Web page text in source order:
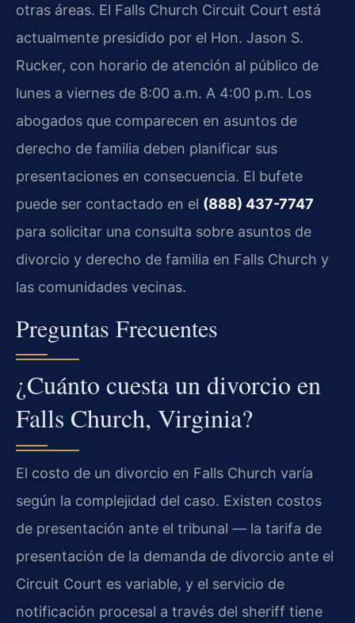
otras áreas. El Falls Church Circuit Court está
actualmente presidido por el Hon. Jason S.
Rucker, con horario de atención al público de
lunes a viernes de 8:00 a.m. A 4:00 p.m. Los
abogados que comparecen en asuntos de
derecho de familia deben planificar sus
presentaciones en consecuencia. El bufete
puede ser contactado en el (888) 437-7747
para solicitar una consulta sobre asuntos de
divorcio y derecho de familia en Falls Church y
las comunidades vecinas.
Preguntas Frecuentes
¿Cuánto cuesta un divorcio en
Falls Church, Virginia?
El costo de un divorcio en Falls Church varía
según la complejidad del caso. Existen costos
de presentación ante el tribunal — la tarifa de
presentación de la demanda de divorcio ante el
Circuit Court es variable, y el servicio de
notificación procesal a través del sheriff tiene